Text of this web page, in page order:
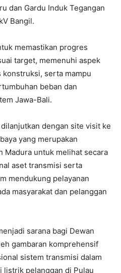
dan Gardu Induk Tegangan
Bangil.
memastikan progres
target, memenuhi aspek
konstruksi, serta mampu
beban dan
Jawa-Bali.
dengan site visit ke
yang merupakan
Madura untuk melihat secara
aset transmisi serta
mendukung pelayanan
masyarakat dan pelanggan
sarana bagi Dewan
gambaran komprehensif
sistem transmisi dalam
listrik pelanggan di Pulau